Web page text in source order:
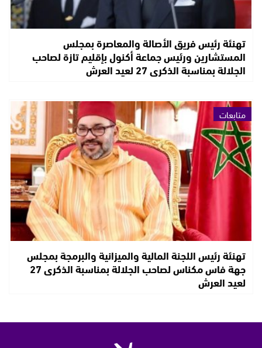
تهنئة رئيس فريق الأصالة والمعاصرة بمجلس
المستشارين ورئيس جماعة أكنول بإقليم تازة لصاحب
الجلالة بمناسبة الذكرى 27 لعيد العرش
متابعات
تهنئة رئيس اللجنة المالية والميزانية والبرمجة بمجلس
جهة فاس مكناس لصاحب الجلالة بمناسبة الذكرى 27
لعيد العرش